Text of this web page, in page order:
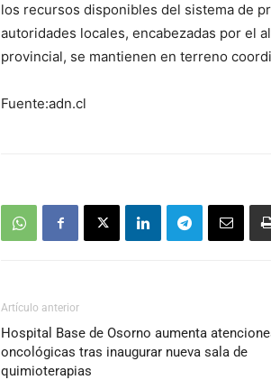
los recursos disponibles del sistema de
autoridades locales, encabezadas por el
provincial, se mantienen en terreno
Fuente:adn.cl
Artículo anterior
Hospital Base de Osorno aumenta
oncológicas tras inaugurar nueva sala de
quimioterapias